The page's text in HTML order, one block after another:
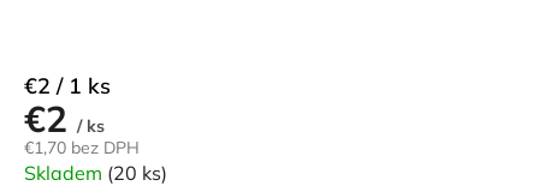
€2 / ks
€1,70 bez DPH
Jednotková
cena:
€2 / 1 ks
Skladem (20 ks)